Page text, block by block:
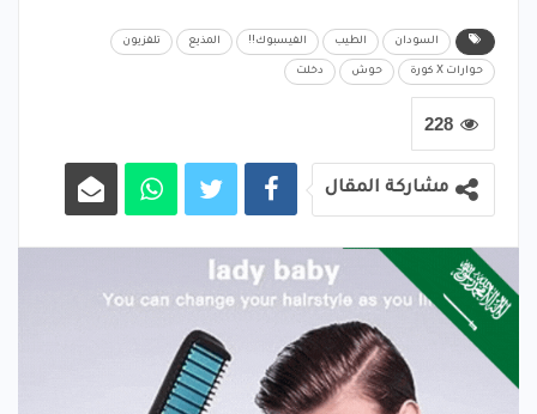
السودان الطيب الفيسبوك!! المذيع تلفزيون
حوارات X كورة حوش دخلت
228
مشاركة المقال